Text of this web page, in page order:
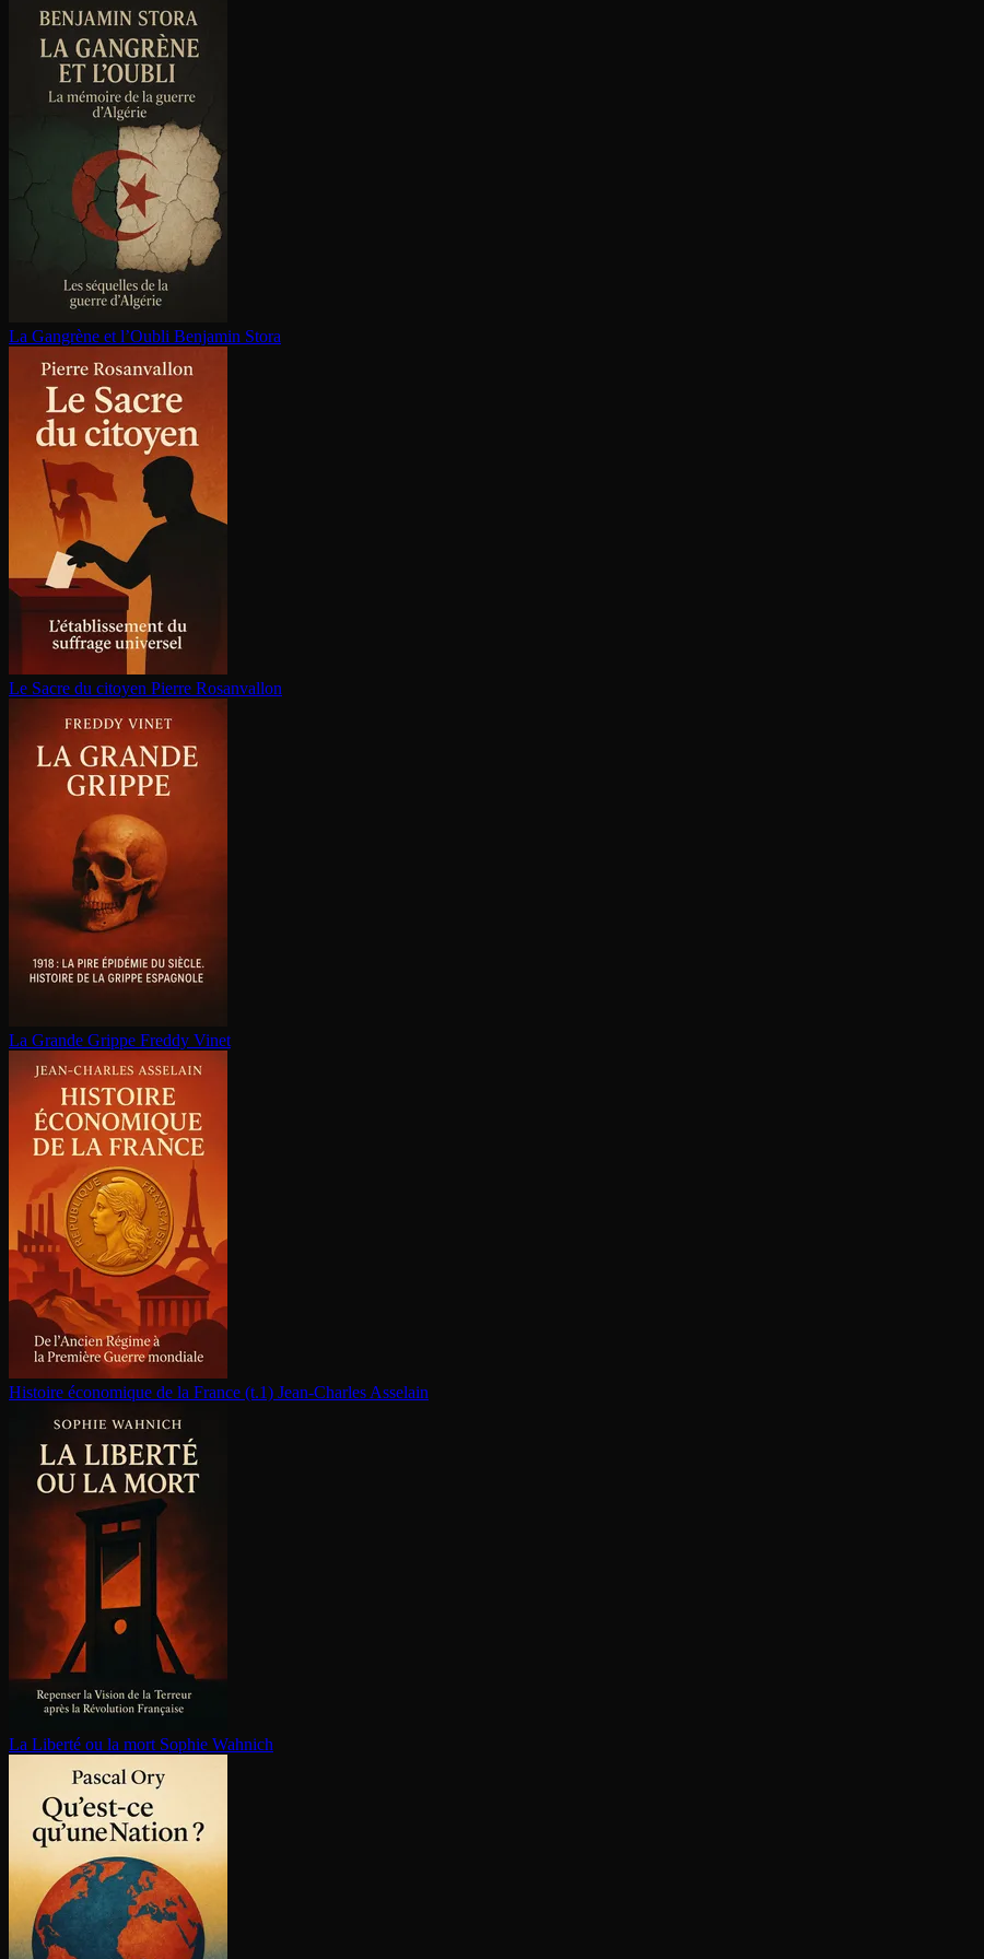
La Gangrène et l’Oubli Benjamin Stora
Le Sacre du citoyen Pierre Rosanvallon
La Grande Grippe Freddy Vinet
Histoire économique de la France (t.1) Jean-Charles Asselain
La Liberté ou la mort Sophie Wahnich